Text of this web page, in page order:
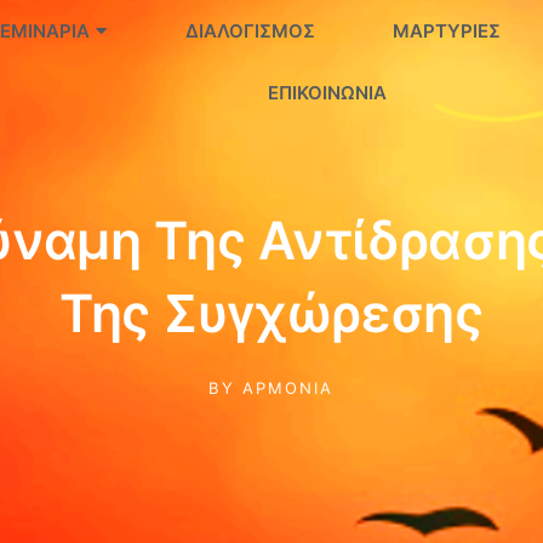
ΔΙΑΛΟΓΙΣΜΌΣ ΜΑΡΤΥΡΊΕΣ
ΕΠΙΚΟΙΝΩΝΊΑ
Της
Της Συγχώρεσης
BY ΑΡΜΟΝΊΑ